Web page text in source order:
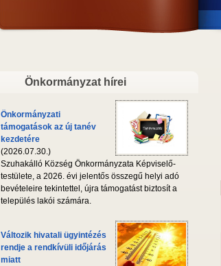
Önkormányzat hírei
Önkormányzati
támogatások az új tanév
kezdetére
(2026.07.30.)
Szuhakálló Község Önkormányzata Képviselő-
testülete, a 2026. évi jelentős összegű helyi adó
bevételeire tekintettel, újra támogatást biztosít a
település lakói számára.
Változik hivatali ügyintézés
rendje a rendkívüli időjárás
miatt